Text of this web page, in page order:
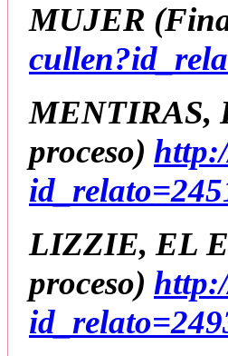
MUJER
MENTIRAS,
proceso)
LIZZIE, EL
proceso)